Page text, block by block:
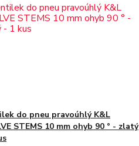
do pneu pravoúhlý K&L
STEMS 10 mm ohyb 90 ° - zlatý